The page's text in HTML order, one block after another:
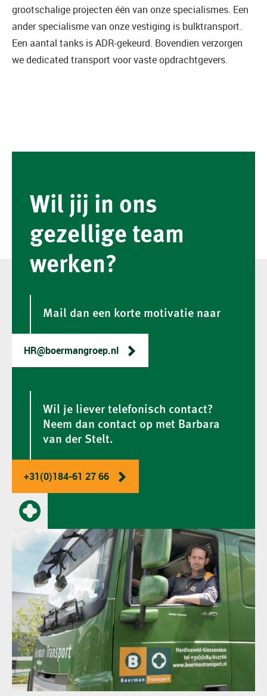
grootschalige projecten één van onze specialismes. Een
ander specialisme van onze vestiging is bulktransport.
Een aantal tanks is ADR-gekeurd. Bovendien verzorgen
we dedicated transport voor vaste opdrachtgevers.
Wil jij in ons
gezellige team
werken?
Mail dan een korte motivatie naar
HR@boermangroep.nl
Wil je liever telefonisch contact?
Neem dan contact op met Barbara
van der Stelt.
+31(0)184-61 27 66